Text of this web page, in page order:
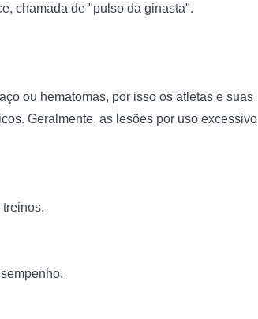
chamada de "pulso da ginasta".
ou hematomas, por isso os atletas e suas
Geralmente, as lesões por uso excessivo